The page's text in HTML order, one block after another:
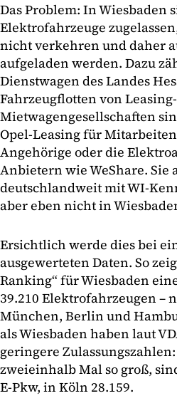
Das Problem: In Wiesbaden
Elektrofahrzeuge
nicht verkehren und daher
aufgeladen werden. Dazu
Dienstwagen des Landes
Fahrzeugflotten von
Mietwagengesellschaften
Opel-Leasing für
Angehörige oder die
Anbietern wie WeShare. Sie
deutschlandweit mit WI-
aber eben nicht in
Ersichtlich werde dies bei
ausgewerteten Daten. So
Ranking“ für Wiesbaden
39.210 Elektrofahrzeugen –
München, Berlin und
als Wiesbaden haben laut
geringere
zweieinhalb Mal so groß,
E-Pkw, in Köln 28.159.